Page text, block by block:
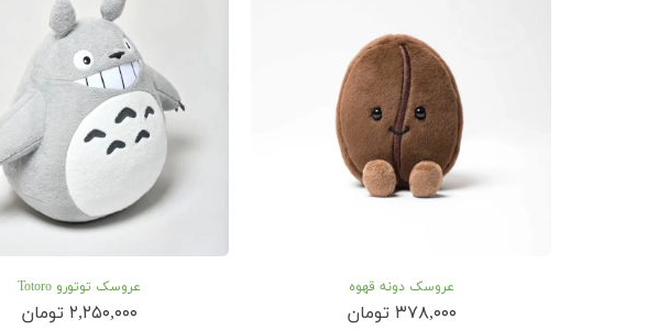
عروسک دونه قهوه
۳۷۸,۰۰۰ تومان
عروسک توتورو Totoro
۲,۲۵۰,۰۰۰ تومان